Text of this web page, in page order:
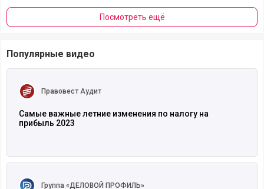
Посмотреть ещё
Популярные видео
Правовест Аудит
Самые важные летние изменения по налогу на
прибыль 2023
Группа «ДЕЛОВОЙ ПРОФИЛЬ»